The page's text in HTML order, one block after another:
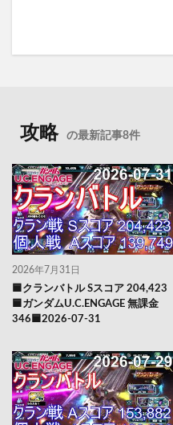
攻略 の最新記事8件
2026年7月31日
🟦クランバトル Sスコア 204,423
🟦ガンダムU.C.ENGAGE 無課金
346🟦2026-07-31